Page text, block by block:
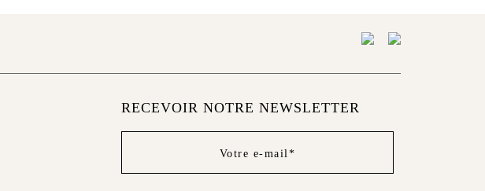
RECEVOIR NOTRE NEWSLETTER